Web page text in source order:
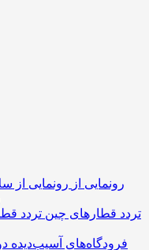
رونمایی از
تردد قطارهای چین